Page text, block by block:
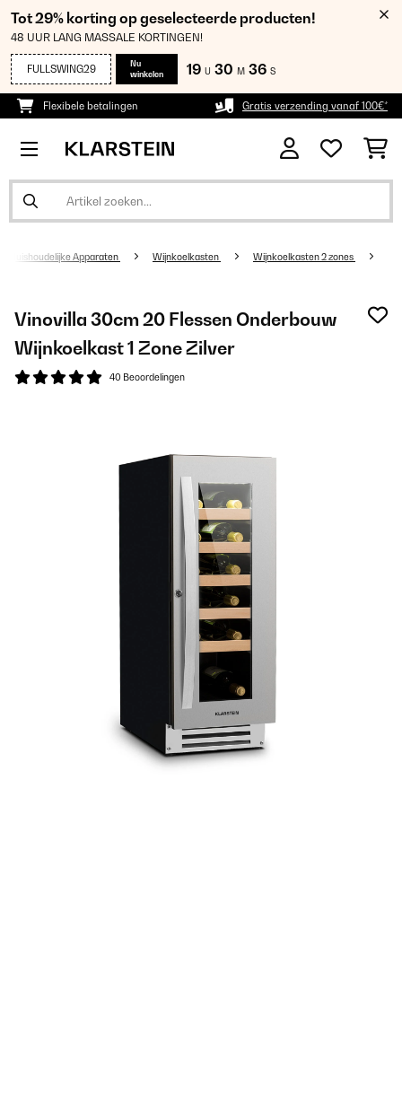
Tot 29% korting op geselecteerde producten!
48 UUR LANG MASSALE KORTINGEN!
FULLSWING29
Nu
winkelen
19 U 30 M 35 S
Flexibele betalingen Gratis verzending vanaf 100€*
Huishoudelijke Apparaten Wijnkoelkasten Wijnkoelkasten 2 zones
Vinovilla 30cm 20 Flessen Onderbouw
Wijnkoelkast 1 Zone Zilver
40 Beoordelingen